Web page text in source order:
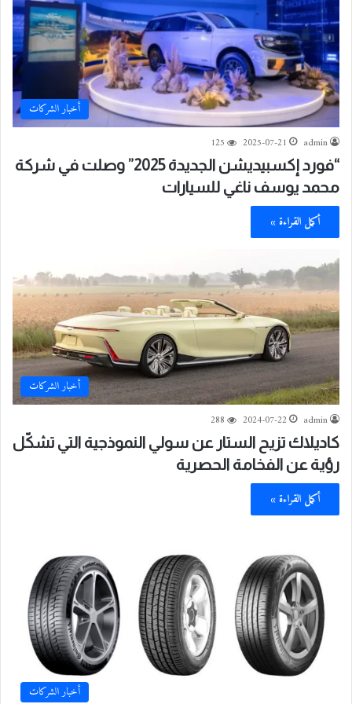
أخبار الشركات
admin
2025-07-21
125
“فورد إكسبيديشن الجديدة 2025” وصلت في شركة
محمد يوسف ناغي للسيارات
أكمل القراءة »
أخبار الشركات
admin
2024-07-22
288
كاديلاك تزيح الستار عن سولي النموذجية التي تشكّل
رؤية عن الفخامة الحصرية
أكمل القراءة »
أخبار الشركات